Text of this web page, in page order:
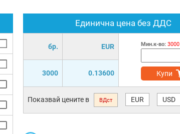
Единична цена без ДДС
бр. EUR
3000 0.13600
Мин.к-во: 3000
Купи
Показвай цените в ВДст EUR USD